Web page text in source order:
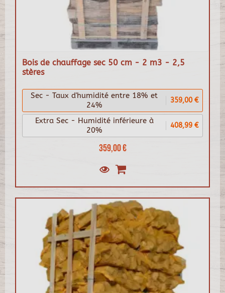
Bois de chauffage sec 50 cm - 2 m3 - 2,5
stères
359,00 €
Sec - Taux d'humidité entre 18% et
24%
359,00 €
Extra Sec - Humidité inférieure à
20%
408,99 €